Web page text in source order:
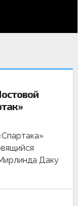
Даку